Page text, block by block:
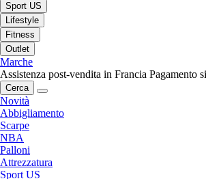
Sport US
Lifestyle
Fitness
Outlet
Marche
Assistenza post-vendita in Francia Pagamento
Cerca
Novità
Abbigliamento
Scarpe
NBA
Palloni
Attrezzatura
Sport US